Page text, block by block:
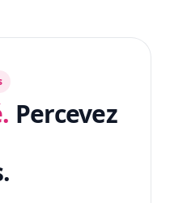
Percevez